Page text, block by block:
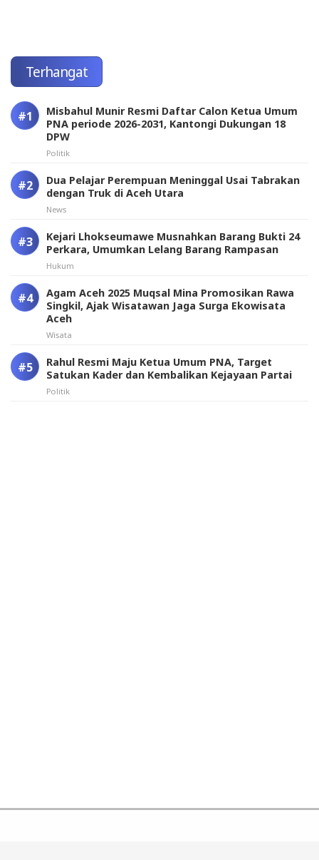
Terhangat
Misbahul Munir Resmi Daftar Calon Ketua Umum
PNA periode 2026-2031, Kantongi Dukungan 18
DPW
Politik
Dua Pelajar Perempuan Meninggal Usai Tabrakan
dengan Truk di Aceh Utara
News
Kejari Lhokseumawe Musnahkan Barang Bukti 24
Perkara, Umumkan Lelang Barang Rampasan
Hukum
Agam Aceh 2025 Muqsal Mina Promosikan Rawa
Singkil, Ajak Wisatawan Jaga Surga Ekowisata
Aceh
Wisata
Rahul Resmi Maju Ketua Umum PNA, Target
Satukan Kader dan Kembalikan Kejayaan Partai
Politik